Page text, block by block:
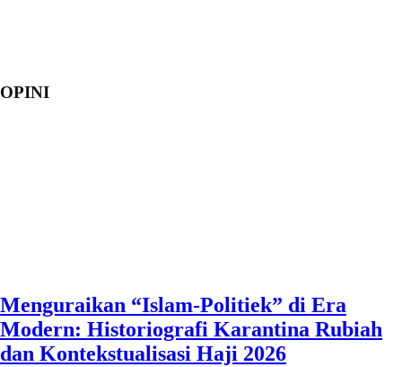
OPINI
Menguraikan “Islam-Politiek” di Era
Modern: Historiografi Karantina Rubiah
dan Kontekstualisasi Haji 2026